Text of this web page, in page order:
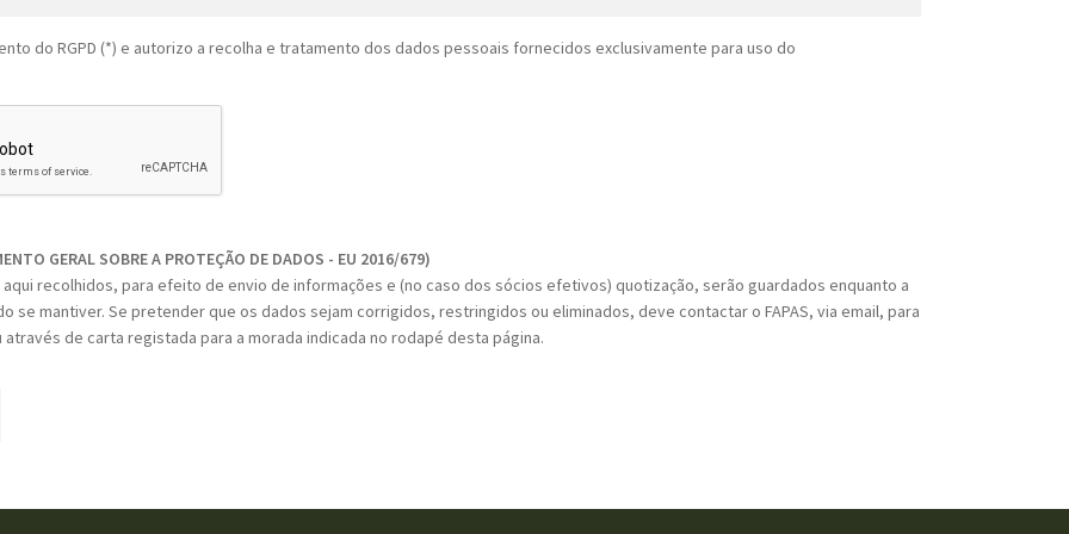
do RGPD (*) e autorizo a recolha e tratamento dos dados pessoais fornecidos exclusivamente para uso do
GERAL SOBRE A PROTEÇÃO DE DADOS - EU 2016/679)
recolhidos, para efeito de envio de informações e (no caso dos sócios efetivos) quotização, serão guardados enquanto a
se mantiver. Se pretender que os dados sejam corrigidos, restringidos ou eliminados, deve contactar o FAPAS, via email, para
de carta registada para a morada indicada no rodapé desta página.